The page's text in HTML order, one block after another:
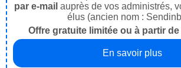
par e-mail auprès de vos administrés,
élus (ancien nom :
Offre gratuite limitée ou à partir de
En savoir plus